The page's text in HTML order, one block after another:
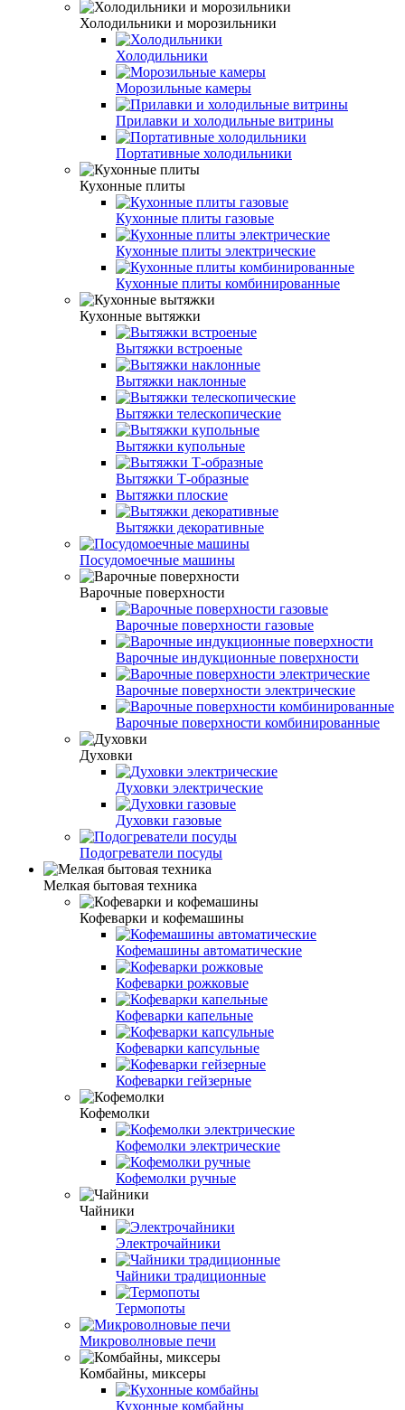
Холодильники и морозильники
Холодильники
Морозильные камеры
Прилавки и холодильные витрины
Портативные холодильники
Кухонные плиты
Кухонные плиты газовые
Кухонные плиты электрические
Кухонные плиты комбинированные
Кухонные вытяжки
Вытяжки встроеные
Вытяжки наклонные
Вытяжки телескопические
Вытяжки купольные
Вытяжки Т-образные
Вытяжки плоские
Вытяжки декоративные
Посудомоечные машины
Варочные поверхности
Варочные поверхности газовые
Варочные индукционные поверхности
Варочные поверхности электрические
Варочные поверхности комбинированные
Духовки
Духовки электрические
Духовки газовые
Подогреватели посуды
Мелкая бытовая техника
Кофеварки и кофемашины
Кофемашины автоматические
Кофеварки рожковые
Кофеварки капельные
Кофеварки капсульные
Кофеварки гейзерные
Кофемолки
Кофемолки электрические
Кофемолки ручные
Чайники
Электрочайники
Чайники традиционные
Термопоты
Микроволновые печи
Комбайны, миксеры
Кухонные комбайны